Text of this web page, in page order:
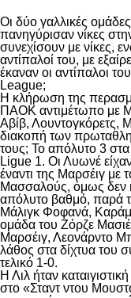
Οι δύο γαλλικές
πανηγύρισαν νίκες
συνεχίσουν με νίκες,
αντίπαλοί του, με
έκαναν οι αντίπαλοι
League;
Η κλήρωση της
ΠΑΟΚ αντιμέτωπο με
Αβίβ, Λουντογκόρετς,
διακοπή των
τους; Το απόλυτο 3
Ligue 1. Οι Λυωνέ
έναντι της Μαρσέιγ με
Μασσαλούς, όμως δεν
απόλυτο βαθμό, παρά
Μάλιγκ Φοφανά,
ομάδα του Ζόρζε
Μαρσέιγ, Λεονάρντο
λάθος στα δίχτυα του
τελικό 1-0.
Η Λιλ ήταν
στο «Σταντ ντου